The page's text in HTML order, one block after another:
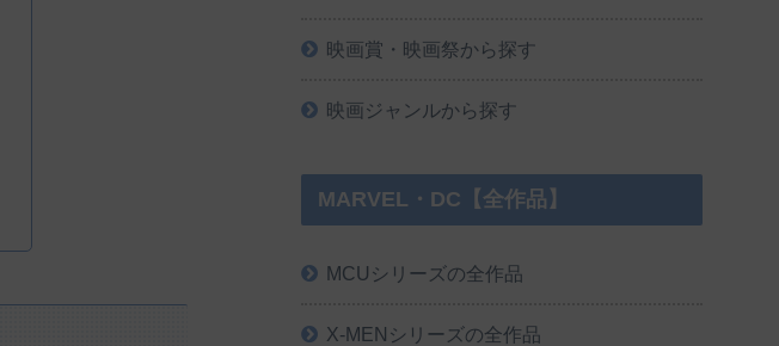
映画賞・映画祭から探す
映画ジャンルから探す
MARVEL・DC【全作品】
MCUシリーズの全作品
X-MENシリーズの全作品